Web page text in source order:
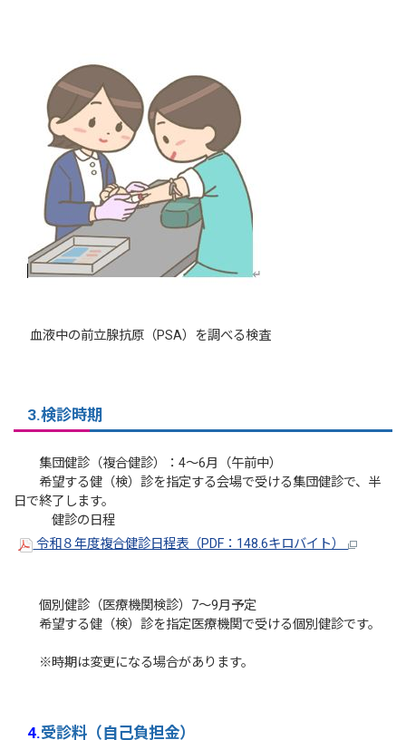
血液中の前立腺抗原（PSA）を調べる検査
3.検診時期
集団健診（複合健診）：4～6月（午前中）
希望する健（検）診を指定する会場で受ける集団健診で、半
日で終了します。
健診の日程
令和８年度複合健診日程表（PDF：148.6キロバイト）
個別健診（医療機関検診）7～9月予定
希望する健（検）診を指定医療機関で受ける個別健診です。
※時期は変更になる場合があります。
4.受診料（自己負担金）